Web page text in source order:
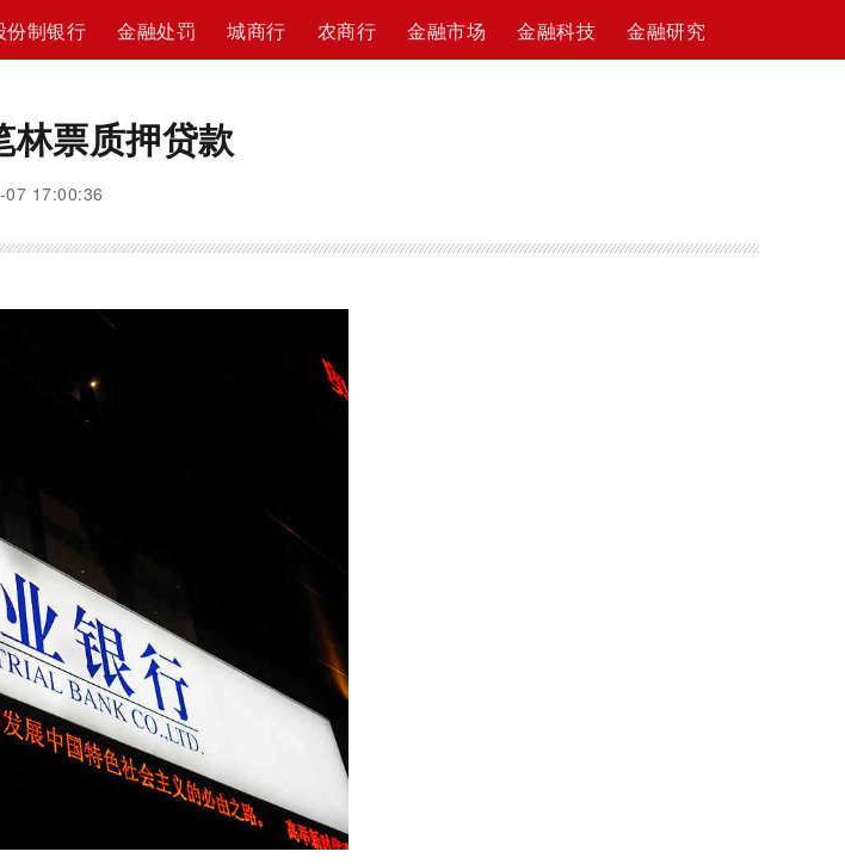
份制银行 金融处罚 城商行 农商行 金融市场 金融科技 金融研究
林票质押贷款
17:00:36